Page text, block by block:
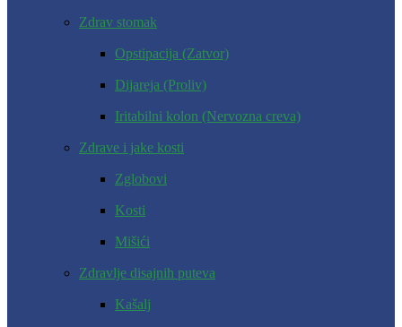
Zdrav stomak
Opstipacija (Zatvor)
Dijareja (Proliv)
Iritabilni kolon (Nervozna creva)
Zdrave i jake kosti
Zglobovi
Kosti
Mišići
Zdravlje disajnih puteva
Kašalj